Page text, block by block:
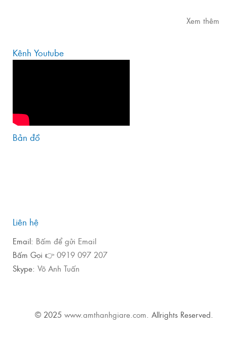
Xem thêm
Kênh Youtube
Bản đồ
Liên hệ
Email: Bấm để gửi Email
Bấm Gọi 👉 0919 097 207
Skype: Võ Anh Tuấn
© 2025 www.amthanhgiare.com. Allrights Reserved.